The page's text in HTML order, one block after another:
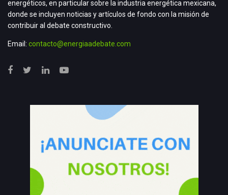
energéticos, en particular sobre la industria energética mexicana,
donde se incluyen noticias y artículos de fondo con la misión de
contribuir al debate constructivo.
Email: contacto@energiaadebate.com